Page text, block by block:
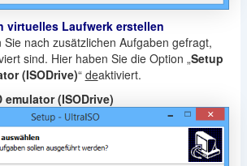
virtuelles Laufwerk erstellen
Sie nach zusätzlichen Aufgaben gefragt,
sind. Hier haben Sie die Option „Setup
(ISODrive)“ deaktiviert.
emulator (ISODrive)